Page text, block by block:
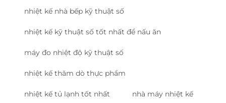
nhiệt kế nhà bếp kỹ thuật số
nhiệt kế kỹ thuật số tốt nhất để nấu ăn
máy đo nhiệt độ kỹ thuật số
nhiệt kế thăm dò thực phẩm
nhiệt kế tủ lạnh tốt nhất nhà máy nhiệt kế